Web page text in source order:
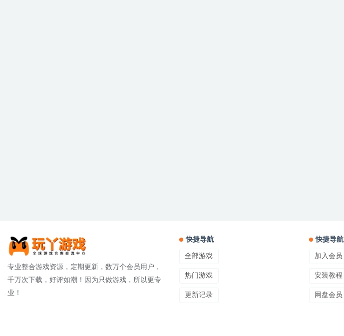
专业整合游戏资源，定期更新，数万个会员用户，
千万次下载，好评如潮！因为只做游戏，所以更专
业！
快捷导航
全部游戏
热门游戏
更新记录
快捷导航
加入会员
安装教程
网盘会员